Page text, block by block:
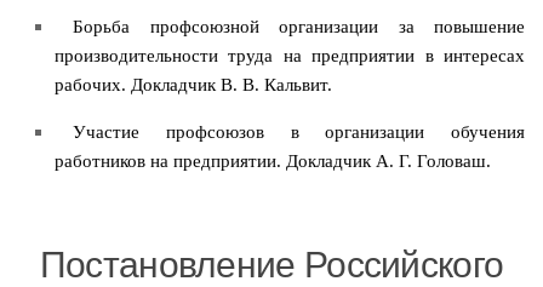
Борьба профсоюзной организации за повышение
производительности труда на предприятии в интересах
рабочих. Докладчик В. В. Кальвит.
Участие профсоюзов в организации обучения
работников на предприятии. Докладчик А. Г. Головаш.
Постановление Российского